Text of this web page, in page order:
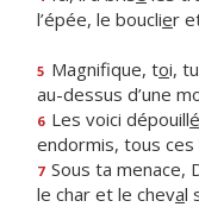
l’épée, le bouclier
5 Magnifique, toi,
au-dessus d’une
6 Les voici dépouillé
endormis, tous
7 Sous ta menace,
le char et le cheval